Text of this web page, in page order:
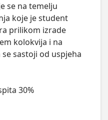
se na temelju
koje je student
prilikom izrade
kolokvija i na
sastoji od uspjeha
30%